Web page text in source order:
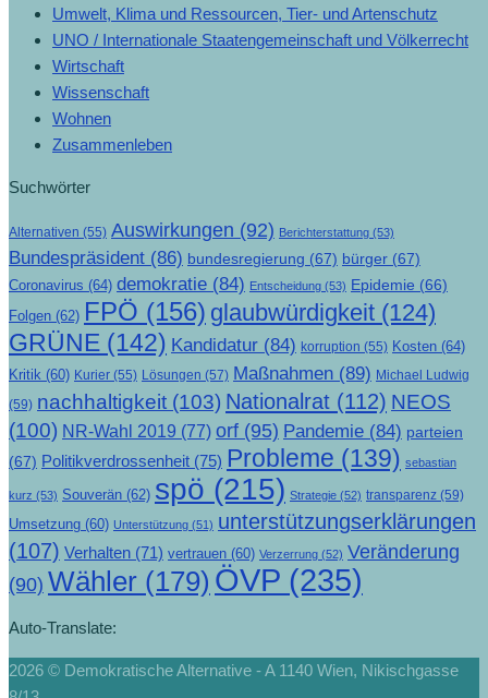
Umwelt, Klima und Ressourcen, Tier- und Artenschutz
UNO / Internationale Staatengemeinschaft und Völkerrecht
Wirtschaft
Wissenschaft
Wohnen
Zusammenleben
Suchwörter
Alternativen (55) Auswirkungen (92) Berichterstattung (53)
Bundespräsident (86) bundesregierung (67) bürger (67)
Coronavirus (64) demokratie (84) Entscheidung (53) Epidemie (66)
Folgen (62) FPÖ (156) glaubwürdigkeit (124)
GRÜNE (142) Kandidatur (84) korruption (55) Kosten (64)
Kritik (60) Kurier (55) Lösungen (57) Maßnahmen (89) Michael Ludwig
(59) nachhaltigkeit (103) Nationalrat (112) NEOS
(100) NR-Wahl 2019 (77) orf (95) Pandemie (84) parteien
(67) Politikverdrossenheit (75) Probleme (139) sebastian
kurz (53) Souverän (62) spö (215) Strategie (52) transparenz (59)
Umsetzung (60) Unterstützung (51) unterstützungserklärungen
(107) Verhalten (71) vertrauen (60) Verzerrung (52) Veränderung
(90) Wähler (179) ÖVP (235)
Auto-Translate:
2026 © Demokratische Alternative - A 1140 Wien, Nikischgasse